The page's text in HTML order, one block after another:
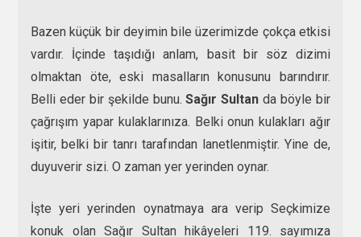
Bazen küçük bir deyimin bile üzerimizde çokça etkisi
vardır. İçinde taşıdığı anlam, basit bir söz dizimi
olmaktan öte, eski masalların konusunu barındırır.
Belli eder bir şekilde bunu.Sağır Sultan da böyle bir
çağrışım yapar kulaklarınıza. Belki onun kulakları ağır
işitir, belki bir tanrı tarafından lanetlenmiştir. Yine de,
duyuverir sizi. O zaman yer yerinden oynar.
İşte yeri yerinden oynatmaya ara verip Seçkimize
konuk olan Sağır Sultan hikâyeleri 119. sayımıza